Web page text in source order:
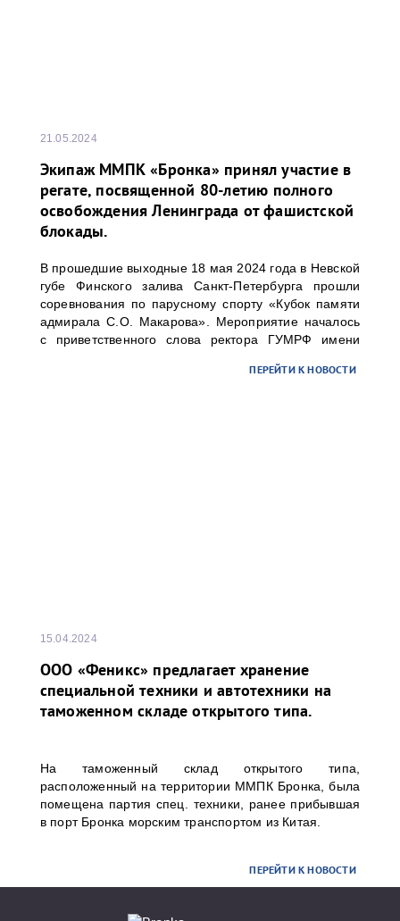
21.05.2024
Экипаж ММПК «Бронка» принял участие в
регате, посвященной 80-летию полного
освобождения Ленинграда от фашистской
блокады.
В прошедшие выходные 18 мая 2024 года в Невской
губе Финского залива Санкт-Петербурга прошли
соревнования по парусному спорту «Кубок памяти
адмирала С.О. Макарова». Мероприятие началось
с приветственного слова ректора ГУМРФ имени
Олеговича. Торжественное открытие
ПЕРЕЙТИ К НОВОСТИ
15.04.2024
ООО «Феникс» предлагает хранение
специальной техники и автотехники на
таможенном складе открытого типа.
На таможенный склад открытого типа,
расположенный на территории ММПК Бронка, была
помещена партия спец. техники, ранее прибывшая
в порт Бронка морским транспортом из Китая.
ПЕРЕЙТИ К НОВОСТИ